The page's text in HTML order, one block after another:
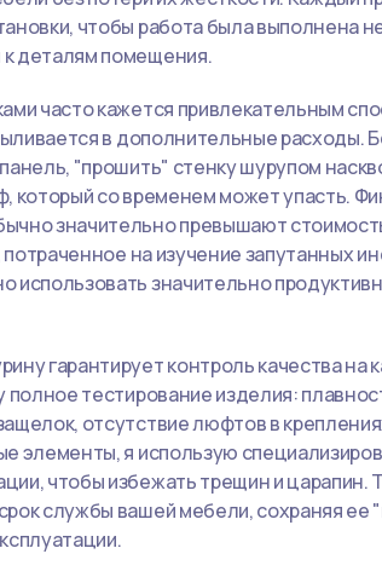
чтобы работа была выполнена
деталям помещения.
часто кажется привлекательным
в дополнительные расходы.
"прошить" стенку шурупом
который со временем может упасть.
значительно превышают
на изучение запутанных
значительно
гарантирует контроль качества на
полное тестирование изделия:
отсутствие люфтов в
элементы, я использую
чтобы избежать трещин и царапин.
службы вашей мебели, сохраняя ее